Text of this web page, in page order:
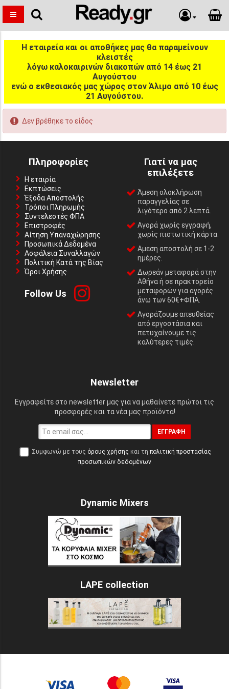
Η εταιρεία και οι αποθήκες μας θα παραμείνουν
κλειστές
λόγω καλοκαιρινών διακοπών από 14 έως 21
Αυγούστου
ενώ ο εκθεσιακός μας χώρος στον Άλιμο από 10 έως
21 Αυγούστου.
Δεν βρέθηκε το είδος
Πληροφορίες
Η εταιρία
Εκπτώσεις
Έξοδα Αποστολής
Τρόποι Πληρωμής
Συντελεστές ΦΠΑ
Επιστροφές
Αίτηση Υπαναχώρησης
Προσωπικά Δεδομένα
Ασφάλεια Συναλλαγών
Πολιτική Κατά της Βίας
Όροι Χρήσης
Follow Us
Γιατί να μας
επιλέξετε
Άμεση ολοκλήρωση
παραγγελίας σε
λιγότερο από 2 λεπτά.
Αγορά χωρίς εγγραφή,
χωρίς πιστωτική κάρτα.
Αμεση αποστολή σε 1-2
ημέρες.
Δωρεάν μεταφορά στην
Αθήνα ή σε πρακτορείο
μεταφορών για αγορές
άνω των 60€+ΦΠΑ.
Αγοράζουμε απευθείας
από εργοστάσια και
πετυχαίνουμε τις
καλύτερες τιμές.
Newsletter
Εγγραφείτε στο newsletter μας για να μαθαίνετε πρώτοι τις
προσφορές και τα νέα μας προϊόντα!
ΕΓΓΡΑΦΉ
Συμφωνώ με τους όρους χρήσης και τη πολιτική προστασίας
προσωπικών δεδομένων
Dynamic Mixers
LAPE collection